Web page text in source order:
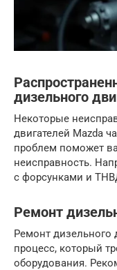
дизельного
Некоторые
двигателей Mazda
проблем поможет
неисправность.
с форсунками и
Ремонт
Ремонт дизельного
процесс, который
оборудования.